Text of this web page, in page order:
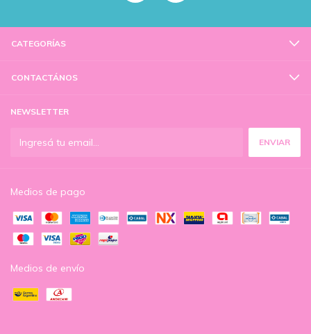
CATEGORÍAS
CONTACTÁNOS
NEWSLETTER
Medios de pago
Medios de envío